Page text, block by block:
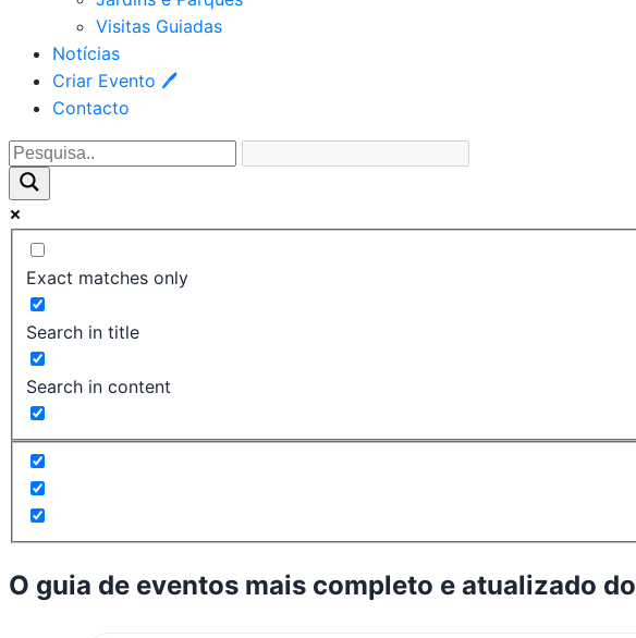
Visitas Guiadas
Notícias
Criar Evento 🖊
Contacto
Exact matches only
Search in title
Search in content
O guia de eventos mais completo e atualizado do